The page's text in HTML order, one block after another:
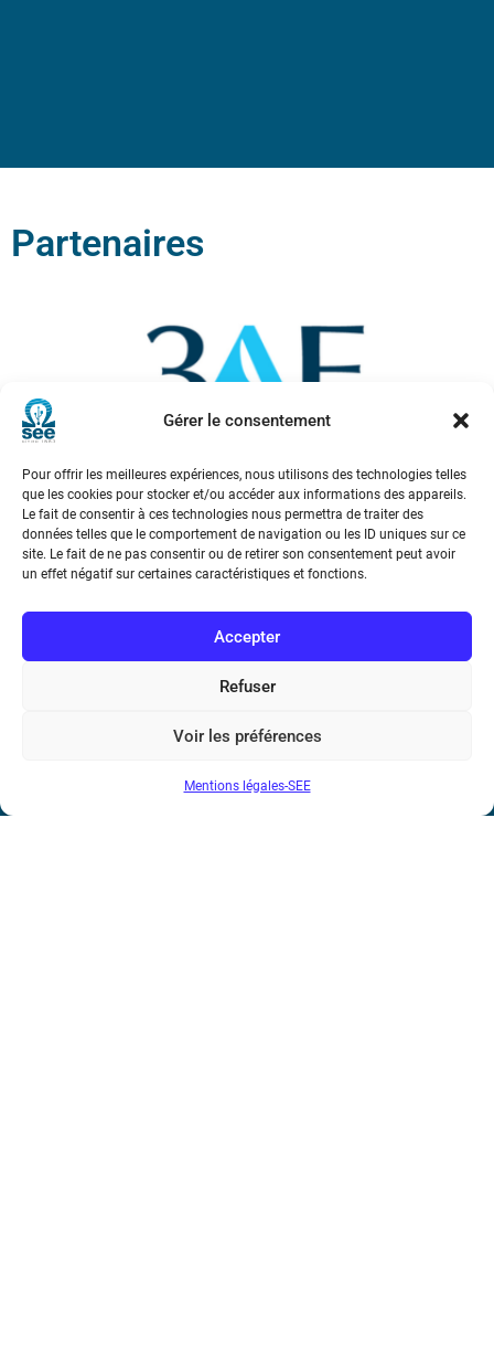
Gérer le consentement
Pour offrir les meilleures expériences, nous utilisons des technologies telles
que les cookies pour stocker et/ou accéder aux informations des appareils.
Le fait de consentir à ces technologies nous permettra de traiter des
données telles que le comportement de navigation ou les ID uniques sur ce
site. Le fait de ne pas consentir ou de retirer son consentement peut avoir
un effet négatif sur certaines caractéristiques et fonctions.
Accepter
Refuser
Voir les préférences
Mentions légales-SEE
Partenaires
Voir tous les partenaires